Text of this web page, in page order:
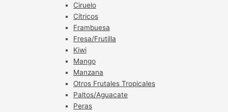
Ciruelo
Cítricos
Frambuesa
Fresa/Frutilla
Kiwi
Mango
Manzana
Otros Frutales Tropicales
Paltos/Aguacate
Peras